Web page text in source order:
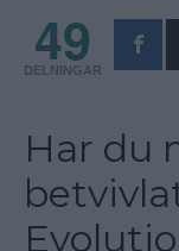
49
DELNINGAR
Har du